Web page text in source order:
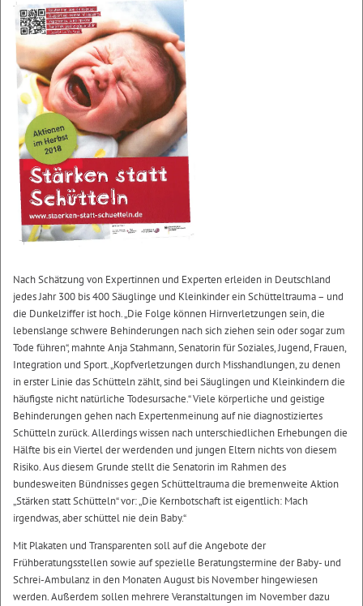
Nach Schätzung von Expertinnen und Experten erleiden in Deutschland
jedes Jahr 300 bis 400 Säuglinge und Kleinkinder ein Schütteltrauma – und
die Dunkelziffer ist hoch. „Die Folge können Hirnverletzungen sein, die
lebenslange schwere Behinderungen nach sich ziehen sein oder sogar zum
Tode führen“, mahnte Anja Stahmann, Senatorin für Soziales, Jugend, Frauen,
Integration und Sport. „Kopfverletzungen durch Misshandlungen, zu denen
in erster Linie das Schütteln zählt, sind bei Säuglingen und Kleinkindern die
häufigste nicht natürliche Todesursache.“ Viele körperliche und geistige
Behinderungen gehen nach Expertenmeinung auf nie diagnostiziertes
Schütteln zurück. Allerdings wissen nach unterschiedlichen Erhebungen die
Hälfte bis ein Viertel der werdenden und jungen Eltern nichts von diesem
Risiko. Aus diesem Grunde stellt die Senatorin im Rahmen des
bundesweiten Bündnisses gegen Schütteltrauma die bremenweite Aktion
„Stärken statt Schütteln“ vor: „Die Kernbotschaft ist eigentlich: Mach
irgendwas, aber schüttel nie dein Baby.“
Mit Plakaten und Transparenten soll auf die Angebote der
Frühberatungsstellen sowie auf spezielle Beratungstermine der Baby- und
Schrei-Ambulanz in den Monaten August bis November hingewiesen
werden. Außerdem sollen mehrere Veranstaltungen im November dazu